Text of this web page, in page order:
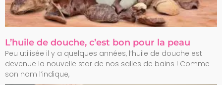
L’huile de douche, c’est bon pour la peau
Peu utilisée il y a quelques années, l’huile de douche est
devenue la nouvelle star de nos salles de bains ! Comme
son nom l’indique,